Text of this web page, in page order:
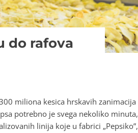
do rafova
miliona kesica hrskavih zanimacija
potrebno je svega nekoliko minuta,
linija koje u fabrici „Pepsiko”,